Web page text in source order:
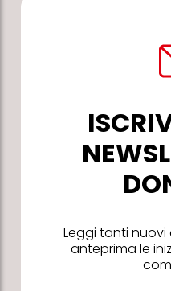
Leggi tanti
anteprima le